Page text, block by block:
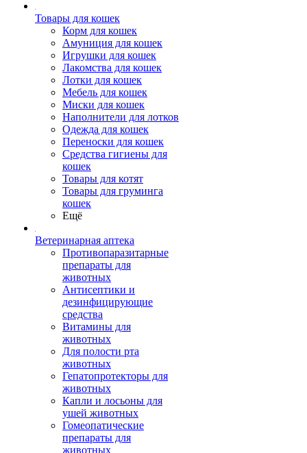
Товары для кошек
Корм для кошек
Амуниция для кошек
Игрушки для кошек
Лакомства для кошек
Лотки для кошек
Мебель для кошек
Миски для кошек
Наполнители для лотков
Одежда для кошек
Переноски для кошек
Средства гигиены для
кошек
Товары для котят
Товары для груминга
кошек
Ещё
Ветеринарная аптека
Противопаразитарные
препараты для
животных
Антисептики и
дезинфицирующие
средства
Витамины для
животных
Для полости рта
животных
Гепатопротекторы для
животных
Капли и лосьоны для
ушей животных
Гомеопатические
препараты для
животных